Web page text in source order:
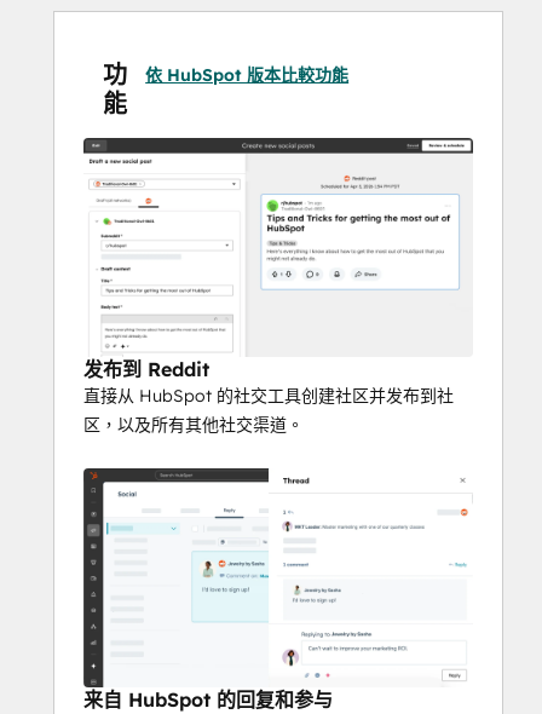
功
能
依 HubSpot 版本比較功能
发布到 Reddit
直接从 HubSpot 的社交工具创建社区并发布到社
区，以及所有其他社交渠道。
来自 HubSpot 的回复和参与